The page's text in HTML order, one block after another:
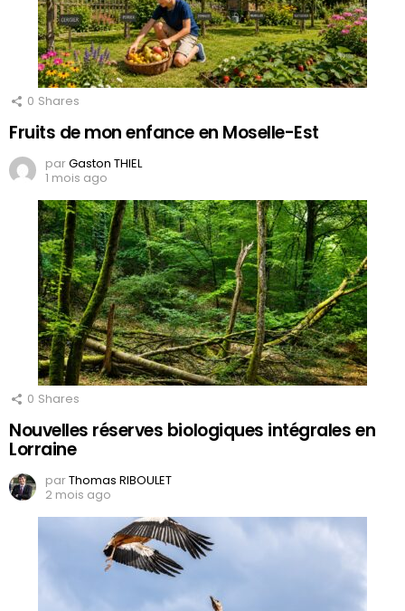
0 Shares
Fruits de mon enfance en Moselle-Est
parGaston THIEL
1 mois ago
0 Shares
Nouvelles réserves biologiques intégrales en
Lorraine
parThomas RIBOULET
2 mois ago